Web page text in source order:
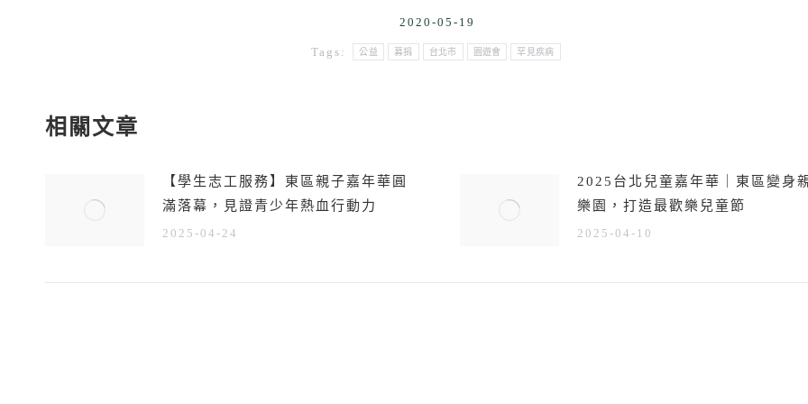
2020-05-19
Tags: 公益 募捐 台北市 園遊會 罕見疾病
相關文章
【學生志工服務】東區親子嘉年華圓
滿落幕，見證青少年熱血行動力
2025-04-24
2025台北兒童嘉年華｜東區變身
樂園，打造最歡樂兒童節
2025-04-10